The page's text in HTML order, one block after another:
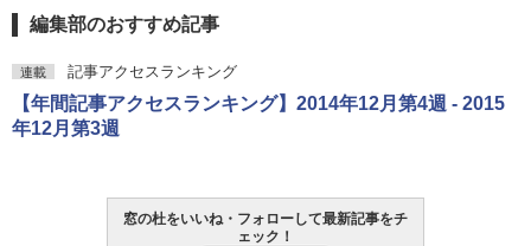
編集部のおすすめ記事
連載 記事アクセスランキング
【年間記事アクセスランキング】2014年12月第4週 - 2015
年12月第3週
窓の杜をいいね・フォローして最新記事をチ
ェック！